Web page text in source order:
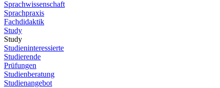
Sprachwissenschaft
Sprachpraxis
Fachdidaktik
Study
Study
Studieninteressierte
Studierende
Prüfungen
Studienberatung
Studienangebot